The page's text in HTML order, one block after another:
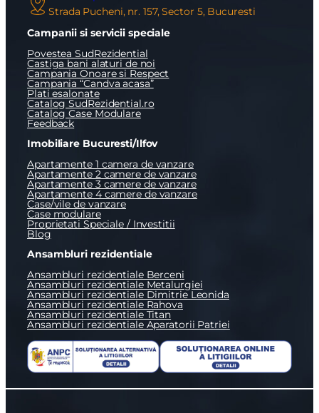
Strada Pucheni, nr. 157, Sector 5, Bucuresti
Campanii si servicii speciale
Povestea SudRezidential
Castiga bani alaturi de noi
Campania Onoare si Respect
Campania “Candva acasa”
Plati esalonate
Catalog SudRezidential.ro
Catalog Case Modulare
Feedback
Imobiliare Bucuresti/Ilfov
Apartamente 1 camera de vanzare
Apartamente 2 camere de vanzare
Apartamente 3 camere de vanzare
Apartamente 4 camere de vanzare
Case/vile de vanzare
Case modulare
Proprietati Speciale / Investitii
Blog
Ansambluri rezidentiale
Ansambluri rezidentiale Berceni
Ansambluri rezidentiale Metalurgiei
Ansambluri rezidentiale Dimitrie Leonida
Ansambluri rezidentiale Rahova
Ansambluri rezidentiale Titan
Ansambluri rezidentiale Aparatorii Patriei